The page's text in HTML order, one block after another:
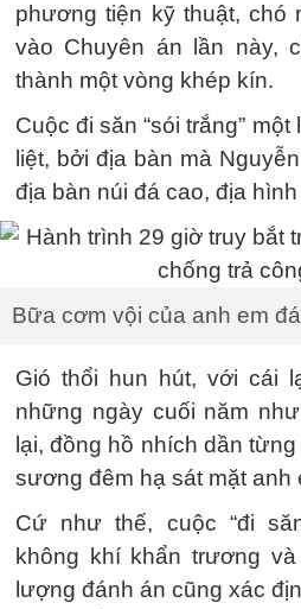
phương tiện kỹ thuật, chó
vào Chuyên án lần này,
thành một vòng khép kín.
Cuộc đi săn “sói trắng”
liệt, bởi địa bàn mà
địa bàn núi đá cao, địa
Bữa cơm vội của anh em
Gió thổi hun hút, với cái
những ngày cuối năm
lại, đồng hồ nhích dần
sương đêm hạ sát mặt anh
Cứ như thế, cuộc “đi
không khí khẩn trương
lượng đánh án cũng xác